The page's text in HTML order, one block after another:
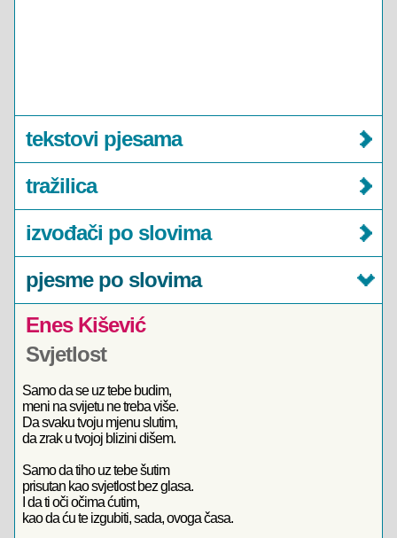
tekstovi pjesama
tražilica
izvođači po slovima
pjesme po slovima
Enes Kišević
Svjetlost
Samo da se uz tebe budim,
meni na svijetu ne treba više.
Da svaku tvoju mjenu slutim,
da zrak u tvojoj blizini dišem.
Samo da tiho uz tebe šutim
prisutan kao svjetlost bez glasa.
I da ti oči očima ćutim,
kao da ću te izgubiti, sada, ovoga časa.